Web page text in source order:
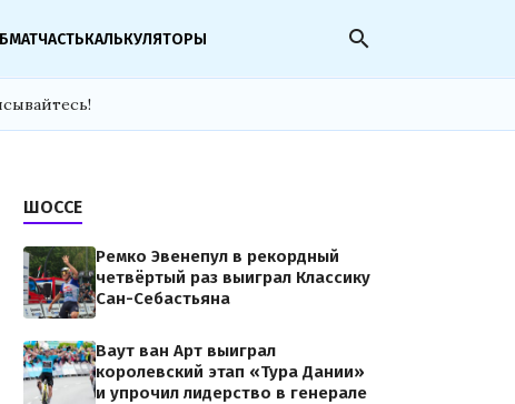
МАТЧАСТЬКАЛЬКУЛЯТОРЫ search
ШОССЕ
Ремко Эвенепул в рекордный
четвёртый раз выиграл Классику
Сан-Себастьяна
Ваут ван Арт выиграл
королевский этап «Тура Дании»
и упрочил лидерство в генерале